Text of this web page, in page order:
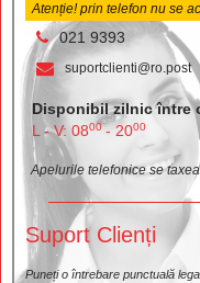
Atenție! prin telefon nu se
021 9393
suportclienti@ro.post
Disponibil zilnic între
L - V: 0800- 2000
Apelurile telefonice se
Suport Clienți
Puneți o întrebare punctuală